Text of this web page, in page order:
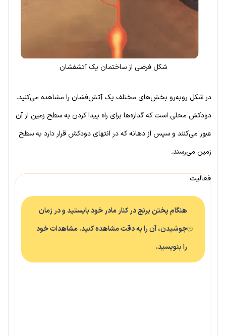
شکل فرضی از ساختمان یک آتشفشان
در شکل روبه‌رو بخش‌های مختلف یک آتش‌فشان را مشاهده می‌کنید.
دودکش محلی است که گدازه‌ها برای راه پیدا کردن به سطح زمین از آن
عبور می‌کنند و سپس از دهانه که در انتهای دودکش قرار دارد به سطح
زمین می‌رسند.
فعالیت
هنگام پختن برنج در کنار مادر خود بایستید و در زمان
جوشیدن، آن را به دقت مشاهده کنید. مشاهدات خود
را بنویسید.